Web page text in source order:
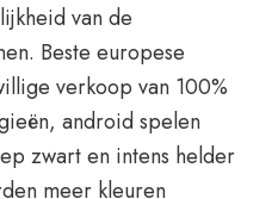
van de
Beste europese
verkoop van 100%
android spelen
zwart en intens helder
meer kleuren